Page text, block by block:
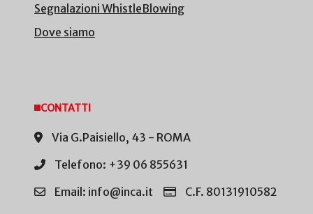
Segnalazioni WhistleBlowing
Dove siamo
CONTATTI
Via G.Paisiello, 43 - ROMA
Telefono: +39 06 855631
Email: info@inca.it
C.F. 80131910582